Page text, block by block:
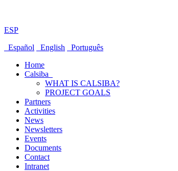
ESP
Español
English
Português
Home
Calsiba
WHAT IS CALSIBA?
PROJECT GOALS
Partners
Activities
News
Newsletters
Events
Documents
Contact
Intranet